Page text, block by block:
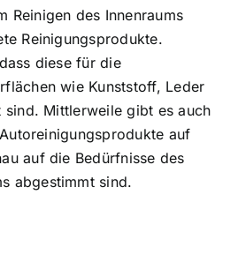
Reinigen des Innenraums
Reinigungsprodukte.
diese für die
wie Kunststoff, Leder
Mittlerweile gibt es auch
auf
auf die Bedürfnisse des
abgestimmt sind.